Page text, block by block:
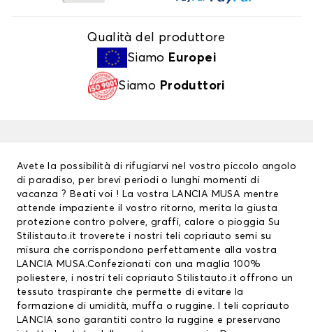
Qualità del produttore
Siamo Europei
Siamo Produttori
Avete la possibilità di rifugiarvi nel vostro piccolo angolo
di paradiso, per brevi periodi o lunghi momenti di
vacanza ? Beati voi ! La vostra LANCIA MUSA mentre
attende impaziente il vostro ritorno, merita la giusta
protezione contro polvere, graffi, calore o pioggia Su
Stilistauto.it troverete i nostri teli copriauto semi su
misura che corrispondono perfettamente alla vostra
LANCIA MUSA.Confezionati con una maglia 100%
poliestere, i nostri teli copriauto Stilistauto.it offrono un
tessuto traspirante che permette di evitare la
formazione di umidità, muffa o ruggine. I teli copriauto
LANCIA sono garantiti contro la ruggine e preservano